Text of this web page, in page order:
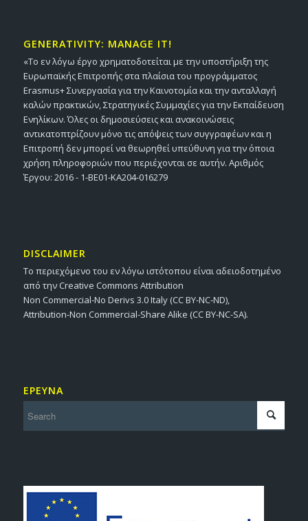
GENERATIVITY: MANAGE IT!
«Το εν λόγω έργο χρηματοδοτείται με την υποστήριξη της
Ευρωπαϊκής Επιτροπής στα πλαίσια του προγράμματος
Erasmus+ Συνεργασία για την Καινοτομία και την ανταλλαγή
καλών πρακτικών, Στρατηγικές Συμμαχίες για την Εκπαίδευση
Ενηλίκων. Όλες οι δημοσιεύσεις και ανακοινώσεις
αντικατοπτρίζουν μόνο τις απόψεις των συγγραφέων και η
Επιτροπή δεν μπορεί να θεωρηθεί υπεύθυνη για την όποια
χρήση πληροφοριών που περιέχονται σε αυτήν. Αριθμός
Έργου: 2016 - 1-BE01-KA204-016279
DISCLAIMER
Το περιεχόμενο του εν λόγω ιστότοπου είναι αδειοδοτημένο
από την Creative Commons Attribution
Non Commercial-No Derivs 3.0 Italy (CC BY-NC-ND),
Attribution-Non Commercial-Share Alike (CC BY-NC-SA).
ΕΡΕΥΝΑ